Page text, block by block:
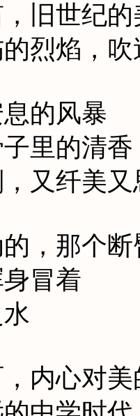
旧世纪的
烈焰，吹
的风暴
里的清香
又纤美又
，那个
冒着
内心对